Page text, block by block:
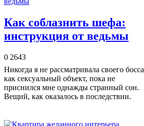
Как соблазнить шефа:
инструкция от ведьмы
0 2643
Никогда я не рассматривала своего босса
как сексуальный объект, пока не
приснился мне однажды странный сон.
Вещий, как оказалось в последствии.